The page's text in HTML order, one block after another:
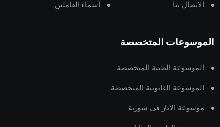
الاتصال بنا أسماء العاملين
الموسوعات المتخصصة
الموسوعة الطبية المتخصصة
الموسوعة القانونية المتخصصة
موسوعة الآثار في سورية